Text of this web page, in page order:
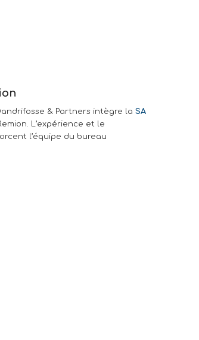
& Partners intègre la SA
L’expérience et le
l’équipe du bureau